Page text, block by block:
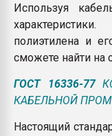
Используя
полиэтилена и
сможете найти на
ГОСТ 16336-77
КАБЕЛЬНОЙ
Настоящий